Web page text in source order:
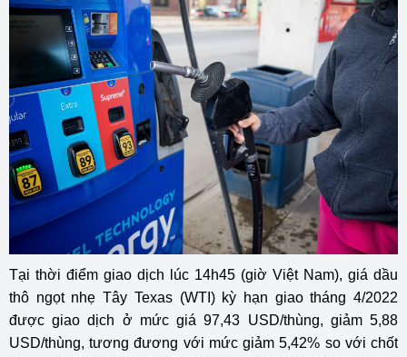
Tại thời điểm giao dịch lúc 14h45 (giờ Việt Nam), giá dầu
thô ngọt nhẹ Tây Texas (WTI) kỳ hạn giao tháng 4/2022
được giao dịch ở mức giá 97,43 USD/thùng, giảm 5,88
USD/thùng, tương đương với mức giảm 5,42% so với chốt